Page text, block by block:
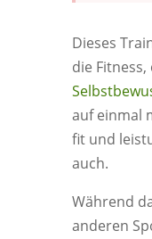
Dieses
die
auf einmal
fit und
auch.
Während
anderen